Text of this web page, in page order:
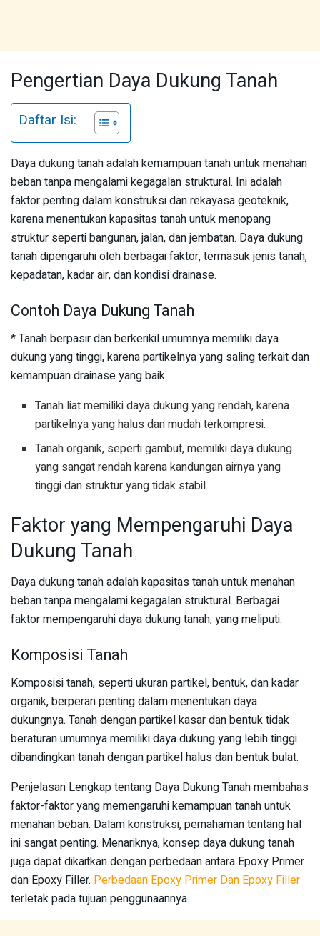
Pengertian Daya Dukung Tanah
Daftar Isi:
Daya dukung tanah adalah kemampuan tanah untuk menahan
beban tanpa mengalami kegagalan struktural. Ini adalah
faktor penting dalam konstruksi dan rekayasa geoteknik,
karena menentukan kapasitas tanah untuk menopang
struktur seperti bangunan, jalan, dan jembatan. Daya dukung
tanah dipengaruhi oleh berbagai faktor, termasuk jenis tanah,
kepadatan, kadar air, dan kondisi drainase.
Contoh Daya Dukung Tanah
* Tanah berpasir dan berkerikil umumnya memiliki daya
dukung yang tinggi, karena partikelnya yang saling terkait dan
kemampuan drainase yang baik.
Tanah liat memiliki daya dukung yang rendah, karena
partikelnya yang halus dan mudah terkompresi.
Tanah organik, seperti gambut, memiliki daya dukung
yang sangat rendah karena kandungan airnya yang
tinggi dan struktur yang tidak stabil.
Faktor yang Mempengaruhi Daya
Dukung Tanah
Daya dukung tanah adalah kapasitas tanah untuk menahan
beban tanpa mengalami kegagalan struktural. Berbagai
faktor mempengaruhi daya dukung tanah, yang meliputi:
Komposisi Tanah
Komposisi tanah, seperti ukuran partikel, bentuk, dan kadar
organik, berperan penting dalam menentukan daya
dukungnya. Tanah dengan partikel kasar dan bentuk tidak
beraturan umumnya memiliki daya dukung yang lebih tinggi
dibandingkan tanah dengan partikel halus dan bentuk bulat.
Penjelasan Lengkap tentang Daya Dukung Tanah membahas
faktor-faktor yang memengaruhi kemampuan tanah untuk
menahan beban. Dalam konstruksi, pemahaman tentang hal
ini sangat penting. Menariknya, konsep daya dukung tanah
juga dapat dikaitkan dengan perbedaan antara Epoxy Primer
dan Epoxy Filler. Perbedaan Epoxy Primer Dan Epoxy Filler
terletak pada tujuan penggunaannya.